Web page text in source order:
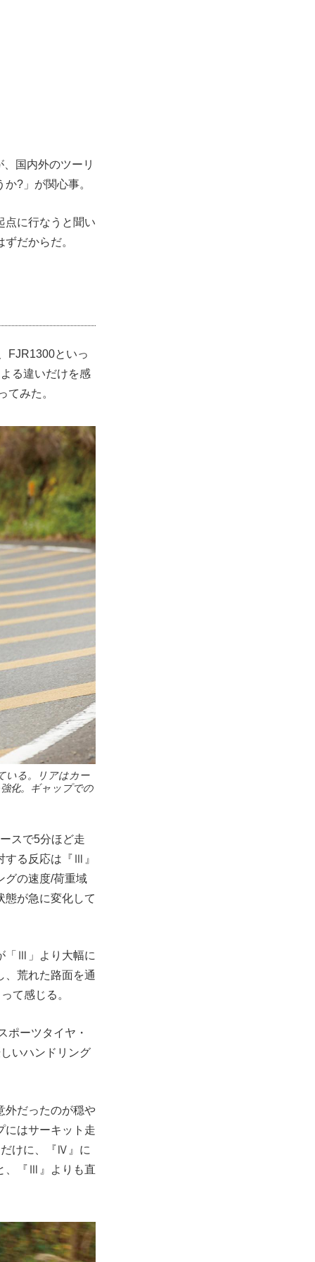
国内外のツーリ
?」が関心事。
点に行なうと聞い
だからだ。
FJR1300といっ
る違いだけを感
てみた。
いる。リアはカー
化。ギャップでの
スで5分ほど走
する反応は『Ⅲ』
グの速度/荷重域
態が急に変化して
「Ⅲ」より大幅に
、荒れた路面を通
て感じる。
ポーツタイヤ・
いハンドリング
外だったのが穏や
にはサーキット走
けに、『Ⅳ』に
、『Ⅲ』よりも直